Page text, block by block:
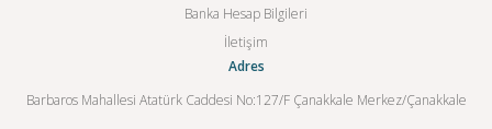
Banka Hesap Bilgileri
İletişim
Adres
Barbaros Mahallesi Atatürk Caddesi No:127/F Çanakkale Merkez/Çanakkale